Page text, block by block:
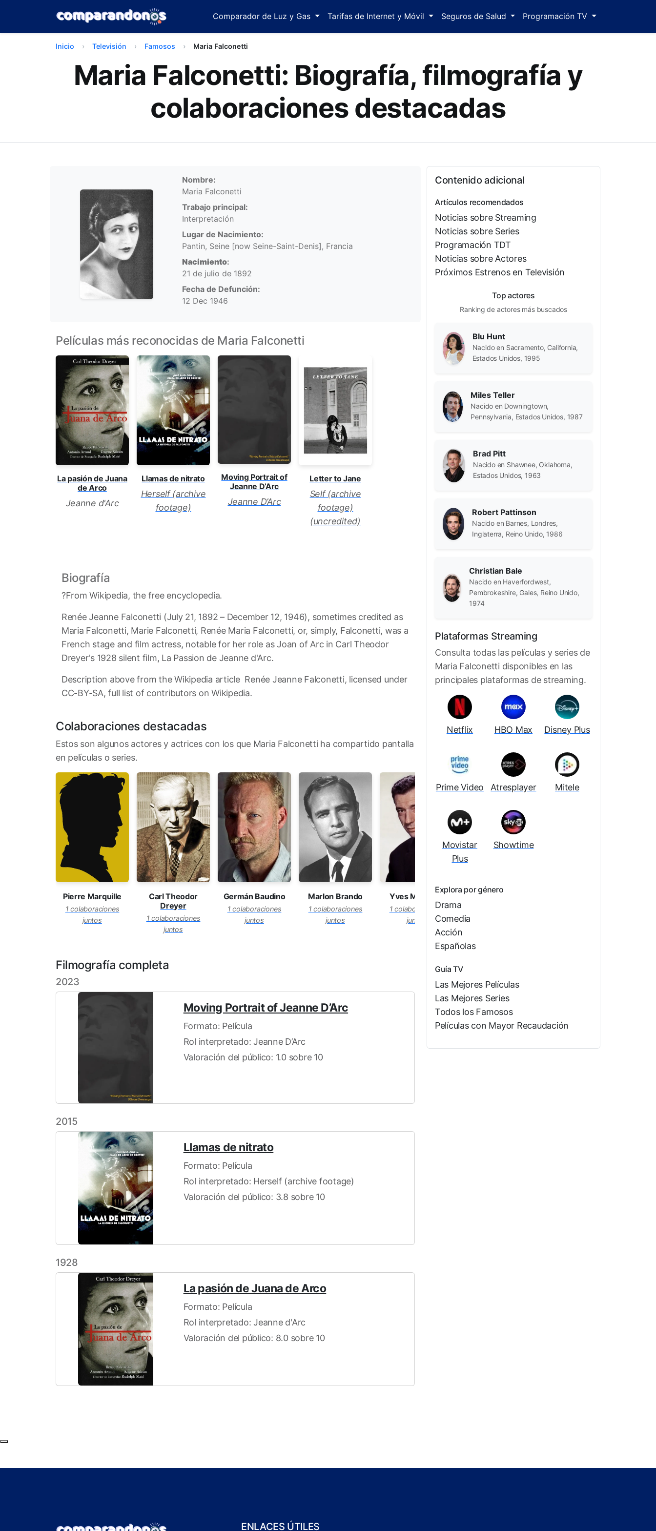
Comparador de Luz y Gas Tarifas de Internet y Móvil Seguros de Salud Programación TV
Inicio Televisión Famosos Maria Falconetti
Maria Falconetti: Biografía, filmografía y
colaboraciones destacadas
Información personal
Nombre:
Maria Falconetti
Trabajo principal:
Interpretación
Lugar de Nacimiento:
Pantin, Seine [now Seine-Saint-Denis], Francia
Nacimiento:
21 de julio de 1892
Fecha de Defunción:
12 Dec 1946
Películas más reconocidas de Maria Falconetti
La pasión de Juana
de Arco
Jeanne d'Arc
Llamas de nitrato
Herself (archive
footage)
Moving Portrait of
Jeanne D’Arc
Jeanne D’Arc
Letter to Jane
Self (archive
footage)
(uncredited)
Biografía
?From Wikipedia, the free encyclopedia.
Renée Jeanne Falconetti (July 21, 1892 – December 12, 1946), sometimes credited as
Maria Falconetti, Marie Falconetti, Renée Maria Falconetti, or, simply, Falconetti, was a
French stage and film actress, notable for her role as Joan of Arc in Carl Theodor
Dreyer's 1928 silent film, La Passion de Jeanne d'Arc.
Description above from the Wikipedia article Renée Jeanne Falconetti, licensed under
CC-BY-SA, full list of contributors on Wikipedia.
Colaboraciones destacadas
Estos son algunos actores y actrices con los que Maria Falconetti ha compartido pantalla
en películas o series.
Pierre Marquille
1 colaboraciones
juntos
Carl Theodor
Dreyer
1 colaboraciones
juntos
Germán Baudino
1 colaboraciones
juntos
Marlon Brando
1 colaboraciones
juntos
Yves Montand
1 colaboraciones
juntos
Jane Fonda
Filmografía completa
2023
Moving Portrait of Jeanne D’Arc
Formato: Película
Rol interpretado: Jeanne D’Arc
Valoración del público: 1.0 sobre 10
2015
Llamas de nitrato
Formato: Película
Rol interpretado: Herself (archive footage)
Valoración del público: 3.8 sobre 10
1928
La pasión de Juana de Arco
Formato: Película
Rol interpretado: Jeanne d'Arc
Valoración del público: 8.0 sobre 10
Contenido adicional
Artículos recomendados
Noticias sobre Streaming
Noticias sobre Series
Programación TDT
Noticias sobre Actores
Próximos Estrenos en Televisión
Top actores
Ranking de actores más buscados
Blu Hunt
Nacido en Sacramento, California,
Estados Unidos, 1995
Miles Teller
Nacido en Downingtown,
Pennsylvania, Estados Unidos, 1987
Brad Pitt
Nacido en Shawnee, Oklahoma,
Estados Unidos, 1963
Robert Pattinson
Nacido en Barnes, Londres,
Inglaterra, Reino Unido, 1986
Christian Bale
Nacido en Haverfordwest,
Pembrokeshire, Gales, Reino Unido,
1974
Plataformas Streaming
Consulta todas las películas y series de
Maria Falconetti disponibles en las
principales plataformas de streaming.
Netflix HBO Max Disney Plus
Prime Video Atresplayer Mitele
Movistar
Plus
Showtime
Explora por género
Drama
Comedia
Acción
Españolas
Guía TV
Las Mejores Películas
Las Mejores Series
Todos los Famosos
Películas con Mayor Recaudación
ENLACES ÚTILES